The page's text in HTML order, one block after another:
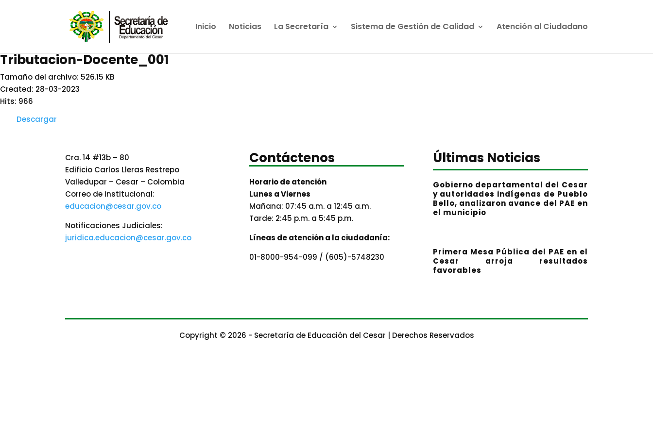
Inicio Noticias La Secretaría Sistema de Gestión de Calidad Atención al Ciudadano
Tributacion-Docente_001
Tamaño del archivo: 526.15 KB
Created: 28-03-2023
Hits: 966
Descargar
Cra. 14 #13b – 80
Edificio Carlos Lleras Restrepo
Valledupar – Cesar – Colombia
Correo de institucional:
educacion@cesar.gov.co
Notificaciones Judiciales:
juridica.educacion@cesar.gov.co
Contáctenos
Horario de atención
Lunes a Viernes
Mañana: 07:45 a.m. a 12:45 a.m.
Tarde: 2:45 p.m. a 5:45 p.m.
Líneas de atención a la ciudadanía:
01-8000-954-099 / (605)-5748230
Últimas Noticias
Gobierno departamental del Cesar
y autoridades indígenas de Pueblo
Bello, analizaron avance del PAE en
el municipio
Primera Mesa Pública del PAE en el
Cesar arroja resultados
favorables
Copyright © 2026 - Secretaría de Educación del Cesar | Derechos Reservados